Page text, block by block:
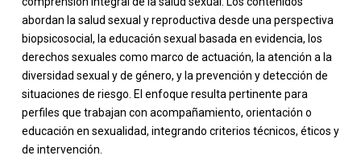
abordan la salud sexual y reproductiva desde una perspectiva
biopsicosocial, la educación sexual basada en evidencia, los
derechos sexuales como marco de actuación, la atención a la
diversidad sexual y de género, y la prevención y detección de
situaciones de riesgo. El enfoque resulta pertinente para
perfiles que trabajan con acompañamiento, orientación o
educación en sexualidad, integrando criterios técnicos, éticos y
de intervención.
-